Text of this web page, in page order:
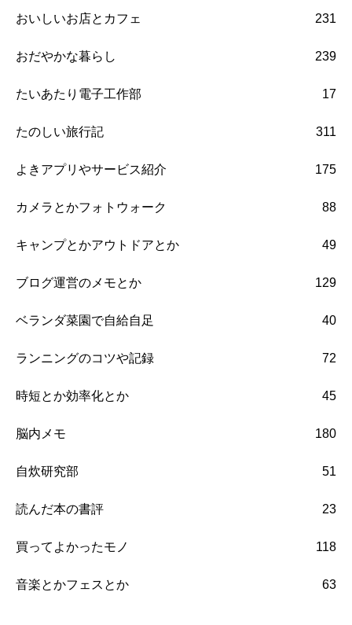
おいしいお店とカフェ 231
おだやかな暮らし 239
たいあたり電子工作部 17
たのしい旅行記 311
よきアプリやサービス紹介 175
カメラとかフォトウォーク 88
キャンプとかアウトドアとか 49
ブログ運営のメモとか 129
ベランダ菜園で自給自足 40
ランニングのコツや記録 72
時短とか効率化とか 45
脳内メモ 180
自炊研究部 51
読んだ本の書評 23
買ってよかったモノ 118
音楽とかフェスとか 63